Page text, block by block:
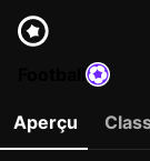
Aperçu